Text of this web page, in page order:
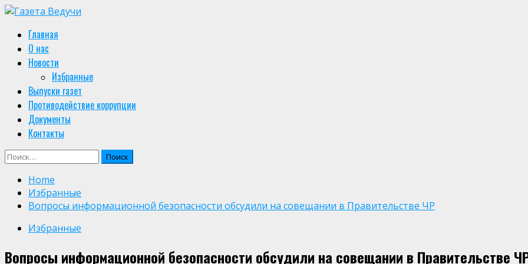
Skip
content
Primary
Menu
Главная
О нас
Новости
Избранные
Выпуски газет
Противодействие коррупции
Документы
Контакты
Найти:
Home
Избранные
Вопросы информационной безопасности обсудили на совещании в Правительстве ЧР
Избранные
Вопросы информационной безопасности обсудили на совещании в Правительстве